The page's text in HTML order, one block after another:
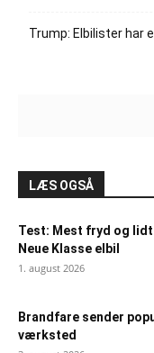
Trump: Elbilister har
LÆS OGSÅ
Test: Mest fryd og lidt
Neue Klasse elbil
1. august 2026
Brandfare sender
værksted